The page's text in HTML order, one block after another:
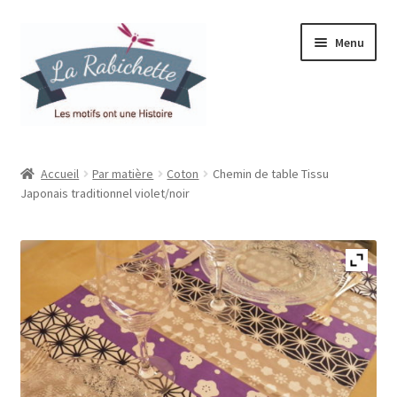
la
navigation
contenu
Menu
Contact
Ma liste de souhaits
Mon espace
Mon compte
Panier
Accueil Par matière Coton
Chemin de table Tissu
Japonais traditionnel violet/noir